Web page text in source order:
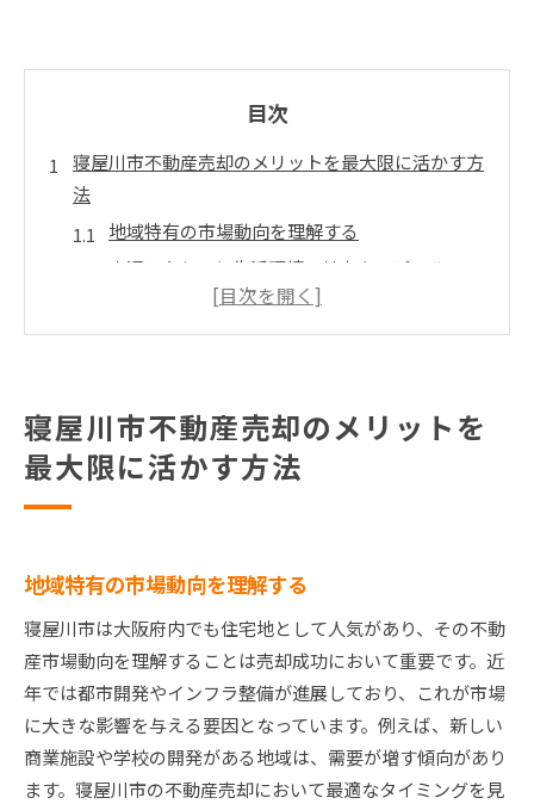
目次
寝屋川市不動産売却のメリットを最大限に活かす方
法
地域特有の市場動向を理解する
交通アクセスと生活環境の魅力をアピール
地域イベントを活用した売却プロモーション
買い手のニーズを正確に把握する方法
効果的なマーケティング戦略を立てる
地域特性を活かした賢い寝屋川市戸建て売却戦略
地元の不動産エージェントを活用する
ローカルコミュニティとの関係を構築
季節に応じた売却活動の調整
地域特化型の宣伝媒体の活用
寝屋川市不動産売却の成功要因とは？地域の魅力を
解説
自然環境と都市機能のバランスを活かす
寝屋川市不動産売却のメリットを
最大限に活かす方法
地域特有の市場動向を理解する
寝屋川市は大阪府内でも住宅地として人気があり、その不動
産市場動向を理解することは売却成功において重要です。近
年では都市開発やインフラ整備が進展しており、これが市場
に大きな影響を与える要因となっています。例えば、新しい
商業施設や学校の開発がある地域は、需要が増す傾向があり
ます。寝屋川市の不動産売却において最適なタイミングを見